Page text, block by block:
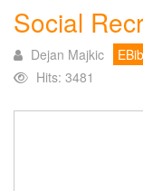
Social
Dejan Majkic
Hits: 3481